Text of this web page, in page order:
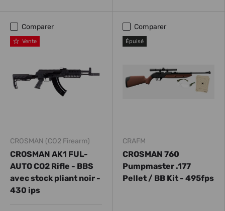
Comparer
Vente
CROSMAN (CO2 Firearm)
CROSMAN AK1 FUL-
AUTO CO2 Rifle - BBS
avec stock pliant noir -
430 ips
Comparer
Épuisé
CRAFM
CROSMAN 760
Pumpmaster .177
Pellet / BB Kit - 495fps